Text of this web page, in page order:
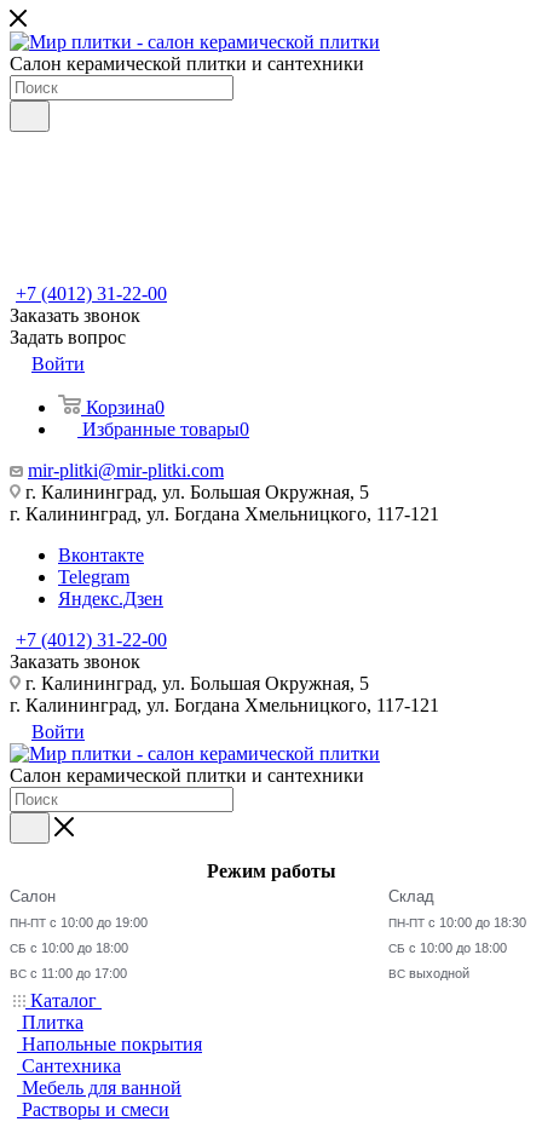
Салон керамической плитки и сантехники
+7 (4012) 31-22-00
Заказать звонок
Задать вопрос
Войти
Корзина0
Избранные товары0
mir-plitki@mir-plitki.com
г. Калининград, ул. Большая Окружная, 5
г. Калининград, ул. Богдана Хмельницкого, 117-121
Вконтакте
Telegram
Яндекс.Дзен
+7 (4012) 31-22-00
Заказать звонок
г. Калининград, ул. Большая Окружная, 5
г. Калининград, ул. Богдана Хмельницкого, 117-121
Войти
Салон керамической плитки и сантехники
Режим работы
Салон
ПН-ПТ с 10:00 до 19:00
СБ с 10:00 до 18:00
ВС с 11:00 до 17:00
Склад
ПН-ПТ с 10:00 до 18:30
СБ с 10:00 до 18:00
ВС выходной
Каталог
Плитка
Напольные покрытия
Сантехника
Мебель для ванной
Растворы и смеси